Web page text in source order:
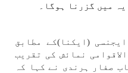
میں گزرنا ہوگا۔
(ايكنا)كے مطابق
نماﺋش كی تقريب
صفار ہرندی نے كہا كہ